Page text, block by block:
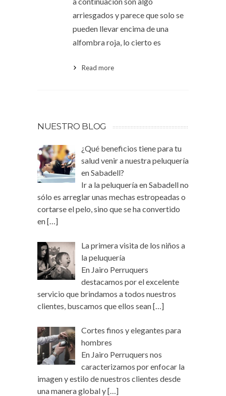
arriesgados y parece que solo se
pueden llevar encima de una
alfombra roja, lo cierto es
Read more
NUESTRO BLOG
¿Qué beneficios tiene para tu
salud venir a nuestra peluquería
en Sabadell?
Ir a la peluquería en Sabadell no
sólo es arreglar unas mechas estropeadas o
cortarse el pelo, sino que se ha convertido
en[…]
La primera visita de los niños a
la peluquería
En Jairo Perruquers
destacamos por el excelente
servicio que brindamos a todos nuestros
clientes, buscamos que ellos sean[…]
Cortes finos y elegantes para
hombres
En Jairo Perruquers nos
caracterizamos por enfocar la
imagen y estilo de nuestros clientes desde
una manera global y[…]